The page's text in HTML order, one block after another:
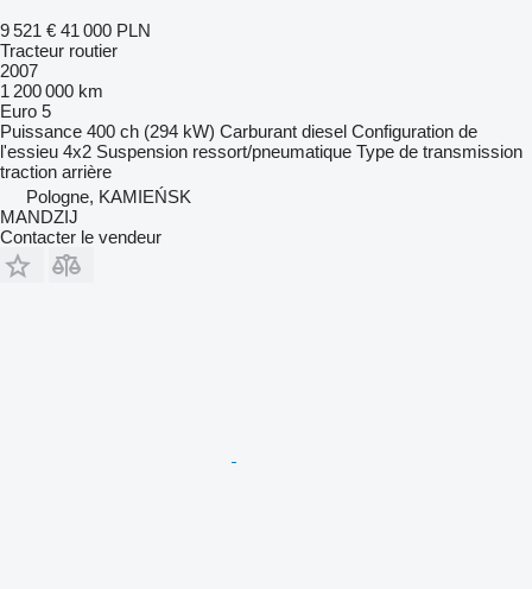
9 521 € 41 000 PLN
Tracteur routier
2007
1 200 000 km
Euro 5
Puissance 400 ch (294 kW) Carburant diesel Configuration de
l'essieu 4x2 Suspension ressort/pneumatique Type de transmission
traction arrière
Pologne, KAMIEŃSK
MANDZIJ
Contacter le vendeur